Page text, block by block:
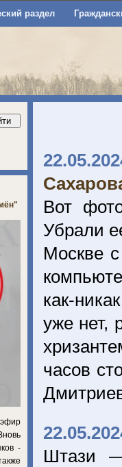
раздел
Вот
Убрали
Москве
как-
уже нет,
часов
Штази —
-